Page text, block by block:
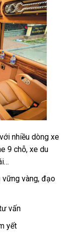
nhiều dòng xe
9 chỗ, xe du
vững vàng, đạo
vấn
yết